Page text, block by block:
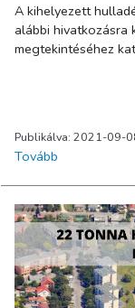
A kihelyezett
alábbi hivatkozásra
megtekintéséhez
Publikálva: 2021-09-
Tovább